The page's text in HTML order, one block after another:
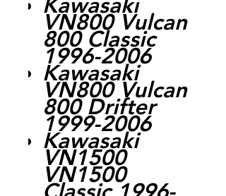
VN800 Vulcan
800 Classic
1996-2006
Kawasaki
VN800 Vulcan
800 Drifter
1999-2006
Kawasaki
VN1500
VN1500